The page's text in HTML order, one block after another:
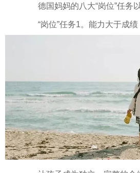
德国妈妈的八大“岗位”任务
“岗位”任务1。能力大于成绩